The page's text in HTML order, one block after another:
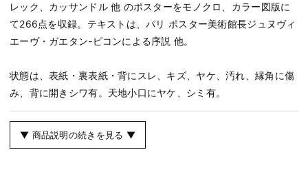
レック、カッサンドル 他 のポスターをモノクロ、カラー図版に
て266点を収録。テキストは、パリ ポスター美術館長ジュヌヴィ
エーヴ・ガエタン-ピコンによる序説 他。
状態は、表紙・裏表紙・背にスレ、キズ、ヤケ、汚れ、縁角に傷
み、背に開きシワ有。天地小口にヤケ、シミ有。
▼ 商品説明の続きを見る ▼